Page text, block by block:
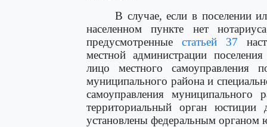
В случае, если в поселении
населенном пункте нет
предусмотренные статьей 37
местной администрации
лицо местного самоуправления
муниципального района и
самоуправления
территориальный орган
установлены федеральным органом